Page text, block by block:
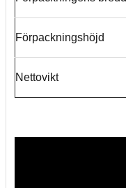
Förpackningshöjd
Nettovikt